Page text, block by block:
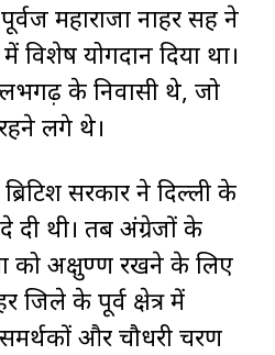
महाराजा नाहर सिंह ने
विशेष योगदान दिया था।
के निवासी थे, जो
लगे थे।
सरकार ने दिल्ली के
दी थी। तब अंग्रेजों के
को अक्षुण्ण रखने के लिए
जिले के पूर्व क्षेत्र में
और चौधरी चरण